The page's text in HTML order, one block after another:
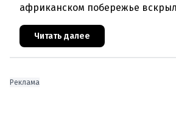
африканском побережье вскрыл
трещины в миграционной
государства во главе с Австрией
Читать далее
Реклама